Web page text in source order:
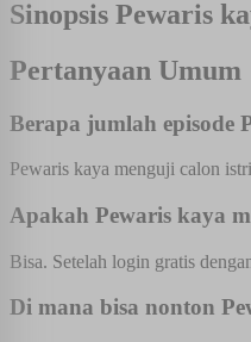
Sinopsis Pewaris
Pertanyaan Umum
Berapa jumlah episode
Pewaris kaya menguji calon
Apakah Pewaris kaya
Bisa. Setelah login gratis
Di mana bisa nonton